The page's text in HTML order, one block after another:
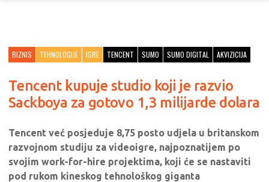
BIZNIS TEHNOLOGIJE IGRE TENCENT SUMO SUMO DIGITAL AKVIZICIJA
Tencent kupuje studio koji je razvio
Sackboya za gotovo 1,3 milijarde dolara
Tencent već posjeduje 8,75 posto udjela u britanskom
razvojnom studiju za videoigre, najpoznatijem po
svojim work-for-hire projektima, koji će se nastaviti
pod rukom kineskog tehnološkog giganta